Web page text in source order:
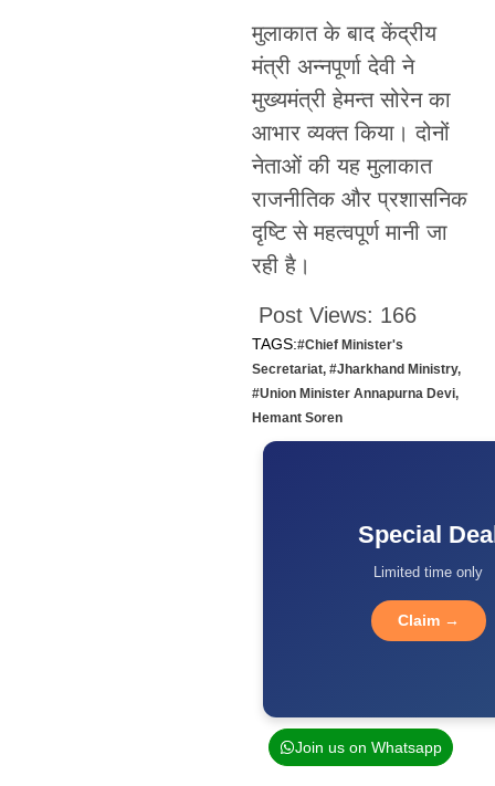
मुलाकात के बाद केंद्रीय
मंत्री अन्नपूर्णा देवी ने
मुख्यमंत्री हेमन्त सोरेन का
आभार व्यक्त किया। दोनों
नेताओं की यह मुलाकात
राजनीतिक और प्रशासनिक
दृष्टि से महत्वपूर्ण मानी जा
रही है।
Post Views: 166
TAGS:#Chief Minister's
Secretariat, #Jharkhand Ministry,
#Union Minister Annapurna Devi,
Hemant Soren
Special
Limited time only
Claim →
Join us on Whatsapp